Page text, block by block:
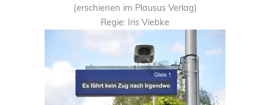
(erschienen im Plausus Verlag)
Regie: Iris Viebke